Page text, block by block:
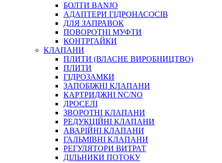
ФІТИНГИ KARCHER
ФІТИНГИ НА ПІДЙОМ КАБІНИ
КОНЕКТОРИ
ХОМУТИ
ЧЕРВ`ЯЧНІ
БОЛТИ BANJO
АДАПТЕРИ ГІДРОНАСОСІВ
ДЛЯ ЗАПРАВОК
ПОВОРОТНІ МУФТИ
КОНТРГАЙКИ
КЛАПАНИ
ПЛИТИ (ВЛАСНЕ ВИРОБНИЦТВО)
ПЛИТИ
ГІДРОЗАМКИ
ЗАПОБІЖНІ КЛАПАНИ
КАРТРИДЖНІ NC/NO
ДРОСЕЛІ
ЗВОРОТНІ КЛАПАНИ
РЕДУКЦІЙНІ КЛАПАНИ
АВАРІЙНІ КЛАПАНИ
ГАЛЬМІВНІ КЛАПАНИ
РЕГУЛЯТОРИ ВИТРАТ
ДІЛЬНИКИ ПОТОКУ